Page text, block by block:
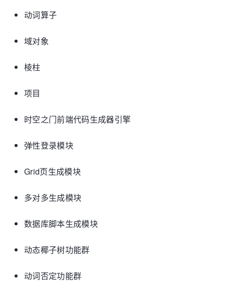
动词算子
域对象
棱柱
项目
时空之门前端代码生成器引擎
弹性登录模块
Grid页生成模块
多对多生成模块
数据库脚本生成模块
动态椰子树功能群
动词否定功能群